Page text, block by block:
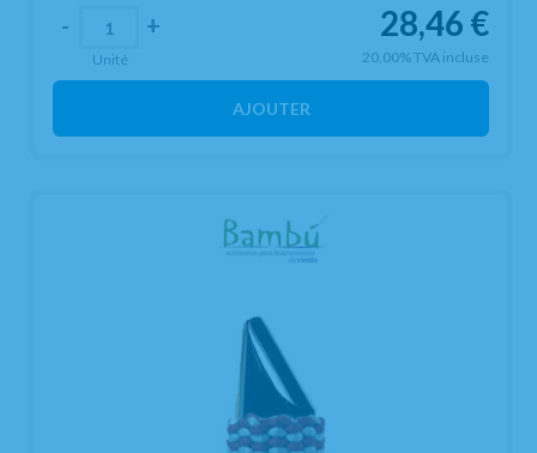
28,46 €
20.00%TVA incluse
- +
Unité
AJOUTER